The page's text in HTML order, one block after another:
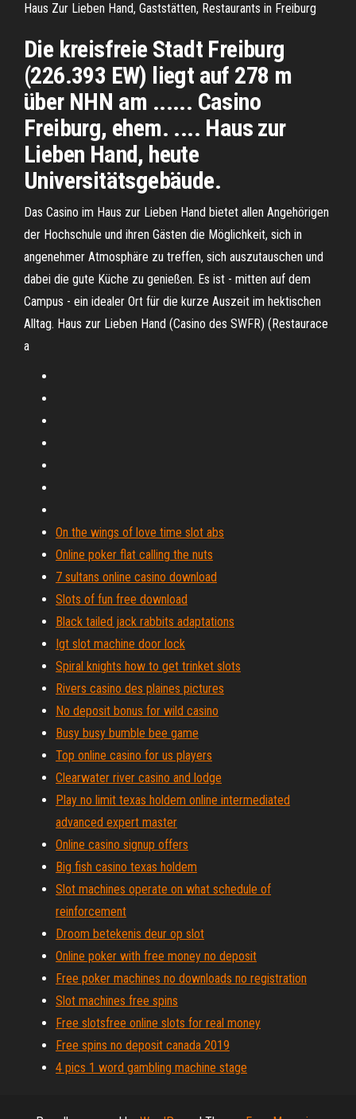
Haus Zur Lieben Hand, Gaststätten, Restaurants in Freiburg
Die kreisfreie Stadt Freiburg
(226.393 EW) liegt auf 278 m
über NHN am ...... Casino
Freiburg, ehem. .... Haus zur
Lieben Hand, heute
Universitätsgebäude.
Das Casino im Haus zur Lieben Hand bietet allen Angehörigen
der Hochschule und ihren Gästen die Möglichkeit, sich in
angenehmer Atmosphäre zu treffen, sich auszutauschen und
dabei die gute Küche zu genießen. Es ist - mitten auf dem
Campus - ein idealer Ort für die kurze Auszeit im hektischen
Alltag. Haus zur Lieben Hand (Casino des SWFR) (Restaurace
a
On the wings of love time slot abs
Online poker flat calling the nuts
7 sultans online casino download
Slots of fun free download
Black tailed jack rabbits adaptations
Igt slot machine door lock
Spiral knights how to get trinket slots
Rivers casino des plaines pictures
No deposit bonus for wild casino
Busy busy bumble bee game
Top online casino for us players
Clearwater river casino and lodge
Play no limit texas holdem online intermediated
advanced expert master
Online casino signup offers
Big fish casino texas holdem
Slot machines operate on what schedule of
reinforcement
Droom betekenis deur op slot
Online poker with free money no deposit
Free poker machines no downloads no registration
Slot machines free spins
Free slotsfree online slots for real money
Free spins no deposit canada 2019
4 pics 1 word gambling machine stage